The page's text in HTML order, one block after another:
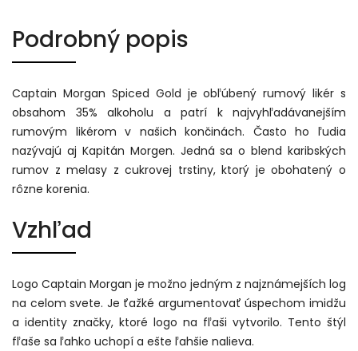
Podrobný popis
Captain Morgan Spiced Gold je obľúbený rumový likér s
obsahom 35% alkoholu a patrí k najvyhľadávanejším
rumovým likérom v našich končinách. Často ho ľudia
nazývajú aj Kapitán Morgen. Jedná sa o blend karibských
rumov z melasy z cukrovej trstiny, ktorý je obohatený o
rôzne korenia.
Vzhľad
Logo Captain Morgan je možno jedným z najznámejších log
na celom svete. Je ťažké argumentovať úspechom imidžu
a identity značky, ktoré logo na fľaši vytvorilo. Tento štýl
fľaše sa ľahko uchopí a ešte ľahšie nalieva.